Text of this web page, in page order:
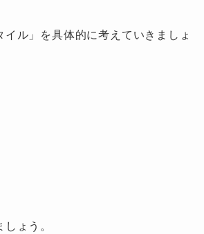
ル」を具体的に考えていきましょ
ょう。